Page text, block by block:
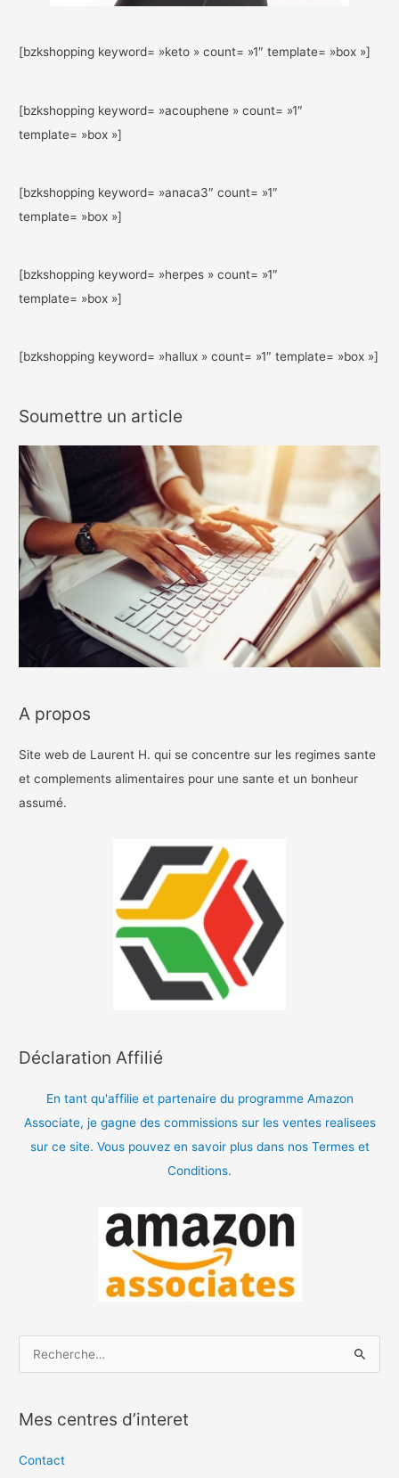
[bzkshopping keyword= »keto » count= »1″ template= »box »]
[bzkshopping keyword= »acouphene » count= »1″
template= »box »]
[bzkshopping keyword= »anaca3″ count= »1″
template= »box »]
[bzkshopping keyword= »herpes » count= »1″
template= »box »]
[bzkshopping keyword= »hallux » count= »1″ template= »box »]
Soumettre un article
A propos
Site web de Laurent H. qui se concentre sur les regimes sante
et complements alimentaires pour une sante et un bonheur
assumé.
Déclaration Affilié
En tant qu'affilie et partenaire du programme Amazon
Associate, je gagne des commissions sur les ventes realisees
sur ce site. Vous pouvez en savoir plus dans nos Termes et
Conditions.
h
e
Mes centres d’interet
Contact